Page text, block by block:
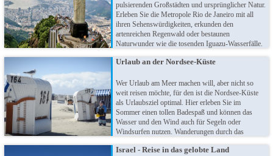
pulsierenden Großstädten und ursprünglicher Natur.
Erleben Sie die Metropole Rio de Janeiro mit all
ihren Sehenswürdigkeiten, erkunden den
artenreichen Regenwald oder bestaunen
Naturwunder wie die tosenden Iguazu-Wasserfälle.
- und zur Erholung locken fabelhafte Strände!
Urlaub an der Nordsee-Küste
Wer Urlaub am Meer machen will, aber nicht so
weit reisen möchte, für den ist die Nordsee-Küste
als Urlaubsziel optimal. Hier erleben Sie im
Sommer einen tollen Badespaß und können das
Wasser und den Wind auch für Segeln oder
Windsurfen nutzen. Wanderungen durch das
nicht zuletzt wird dem Nordseeklima auch eine
Israel - Reise in das gelobte Land